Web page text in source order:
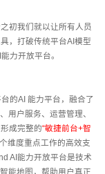
初我们就以让所有人员
，打破传统平台AI模型
力开放平台。
的AI 能力平台，融合了
用户服务、运营管理、
成完整的“敏捷前台+智
维度重点工作的高效支
AI能力开放平台是技术
能地图，帮助用户真正